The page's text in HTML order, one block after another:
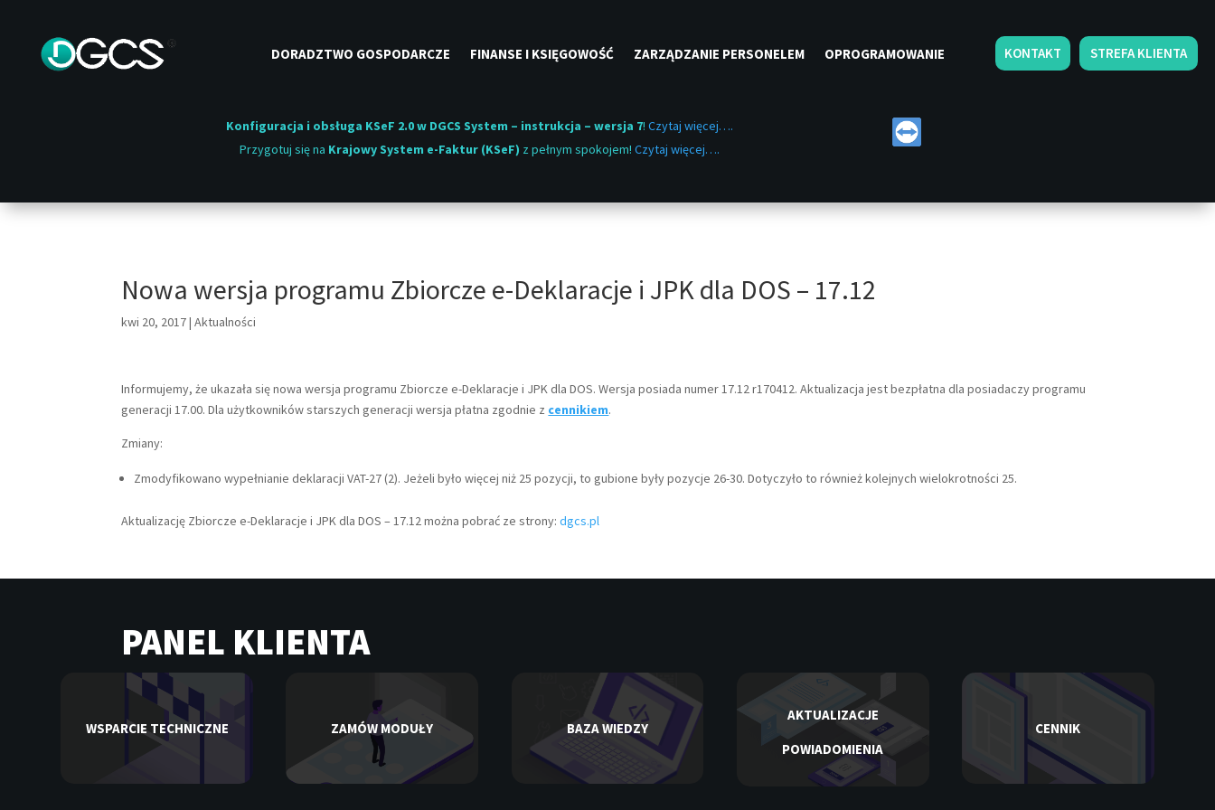
DORADZTWO GOSPODARCZE FINANSE I KSIĘGOWOŚĆ ZARZĄDZANIE PERSONELEM OPROGRAMOWANIE KONTAKT STREFA KLIENTA
Konfiguracja i obsługa KSeF 2.0 w DGCS System – instrukcja – wersja 7! Czytaj więcej….
Przygotuj się na Krajowy System e-Faktur (KSeF) z pełnym spokojem! Czytaj więcej….
Nowa wersja programu Zbiorcze e-Deklaracje i JPK dla DOS – 17.12
kwi 20, 2017|Aktualności
Informujemy, że ukazała się nowa wersja programu Zbiorcze e-Deklaracje i JPK dla DOS. Wersja posiada numer 17.12 r170412. Aktualizacja jest bezpłatna dla posiadaczy programu
generacji 17.00. Dla użytkowników starszych generacji wersja płatna zgodnie z cennikiem.
Zmiany:
Zmodyfikowano wypełnianie deklaracji VAT-27 (2). Jeżeli było więcej niż 25 pozycji, to gubione były pozycje 26-30. Dotyczyło to również kolejnych wielokrotności 25.
Aktualizację Zbiorcze e-Deklaracje i JPK dla DOS – 17.12 można pobrać ze strony:dgcs.pl
PANEL KLIENTA
WSPARCIE TECHNICZNE ZAMÓW MODUŁY BAZA WIEDZY
AKTUALIZACJE
POWIADOMIENIA
CENNIK